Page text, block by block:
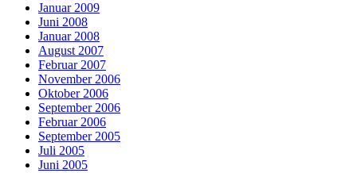
Januar 2009
Juni 2008
Januar 2008
August 2007
Februar 2007
November 2006
Oktober 2006
September 2006
Februar 2006
September 2005
Juli 2005
Juni 2005